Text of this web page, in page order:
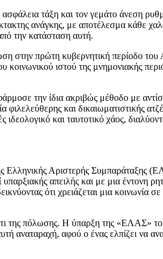
τάξη και τον γεμάτο άνεση
ανάγκης, με αποτέλεσμα κάθε
την κατάσταση αυτή.
στην πρώτη κυβερνητική περίοδο
κοινωνικού ιστού της μνημονιακής
την ίδια ακριβώς μέθοδο με
και δικαιωματιστικής
και ταυτοτικό χάος,
Ελληνικής Αριστερής Συμπαράταξης
απειλής και με μια έντονη
ότι χρειάζεται μια κοινωνία
της πόλωσης. Η ύπαρξη της «ΕΛΑΣ»
αναταραχή, αφού ο ένας ελπίζει να